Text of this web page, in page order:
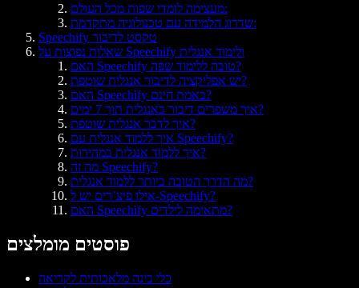
מעצימה לומדי שפות מכל העולם:
שדרוג הלמידה עם טכנולוגיה מתקדמת:
Speechify טקסט לדיבור
שאלות נפוצות על Speechify ולימוד אנגלית
האם Speechify טובה ללימוד שפה?
יש אפליקציה לדיבור אנגלית שוטפת?
האם Speechify באמת חינם?
איך משפרים דיבור באנגלית תוך 7 ימים?
איך לדבר אנגלית שוטפת?
איך ללמוד אנגלית עם Speechify?
איך ללמוד אנגלית במהירות?
מה זה Speechify?
מה הדרך הטובה ביותר ללמוד אנגלית?
אילו פיצ’רים יש ל-Speechify?
האם Speechify מתאימה לילדים?
פוסטים מומלצים
כלי בינה מלאכותית לקריאה